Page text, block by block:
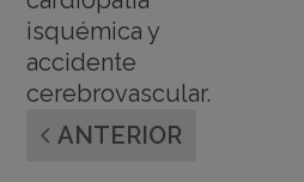
isquémica y
accidente
cerebrovascular.
ANTERIOR